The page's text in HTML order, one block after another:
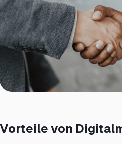
Vorteile von